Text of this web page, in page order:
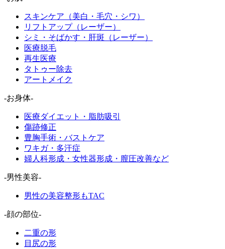
スキンケア（美白・毛穴・シワ）
リフトアップ（レーザー）
シミ・そばかす・肝斑（レーザー）
医療脱毛
再生医療
タトゥー除去
アートメイク
-お身体-
医療ダイエット・脂肪吸引
傷跡修正
豊胸手術・バストケア
ワキガ・多汗症
婦人科形成・女性器形成・膣圧改善など
-男性美容-
男性の美容整形もTAC
-顔の部位-
二重の形
目尻の形